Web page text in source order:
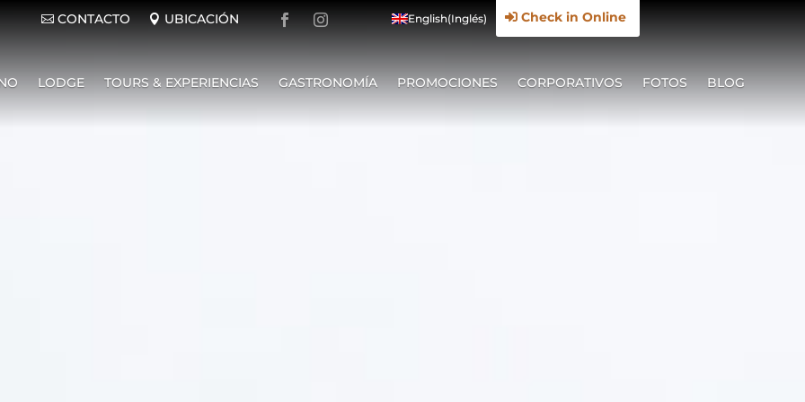
CONTACTO UBICACIÓN English(Inglés) Check in Online
LODGE TOURS & EXPERIENCIAS GASTRONOMÍA PROMOCIONES CORPORATIVOS FOTOS BLOG